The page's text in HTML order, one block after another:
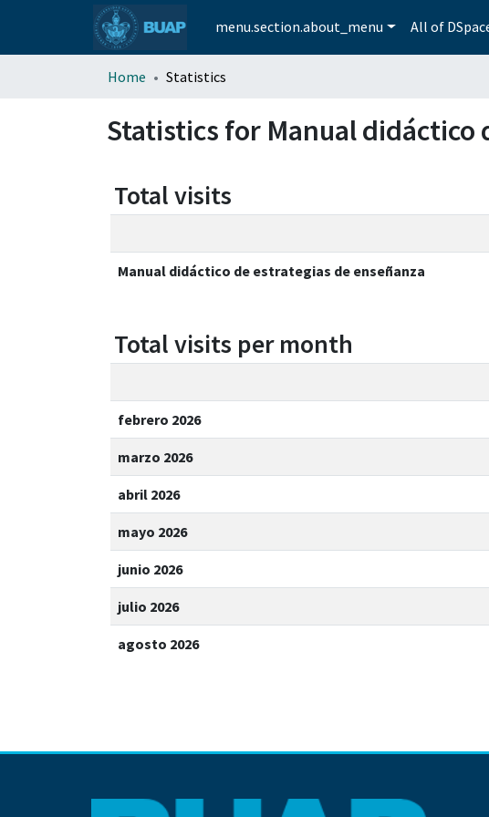
menu.section.about_menu All of
Home Statistics
Statistics for Manual didáctico
Total visits
Manual didáctico de estrategias de enseñanza
Total visits per month
febrero 2026
marzo 2026
abril 2026
mayo 2026
junio 2026
julio 2026
agosto 2026